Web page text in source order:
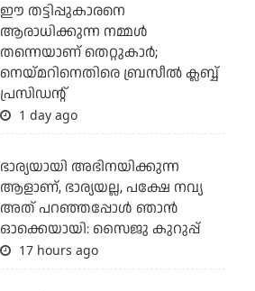
ഈ തട്ടിപ്പുകാരനെ
ആരാധിക്കുന്ന നമ്മള്‍
തന്നെയാണ് തെറ്റുകാര്‍;
നെയ്മറിനെതിരെ ബ്രസീല്‍ ക്ലബ്ബ്
പ്രസിഡന്റ്
1 day ago
ഭാര്യയായി അഭിനയിക്കുന്ന
ആളാണ്, ഭാര്യയല്ല, പക്ഷേ നവ്യ
അത് പറഞ്ഞപ്പോള്‍ ഞാന്‍
ഓക്കെയായി: സൈജു കുറുപ്പ്
17 hours ago